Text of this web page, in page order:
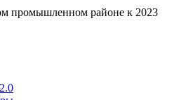
промышленном районе к 2023